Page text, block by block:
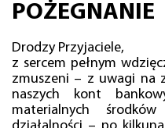
POŻEGNANIE
Drodzy Przyjaciele,
z sercem pełnym
zmuszeni – z uwagi na
naszych kont
materialnych